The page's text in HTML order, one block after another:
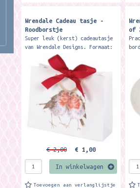
Wrendale Cadeau tasje -
Roodborstje
Super leuk (kerst) cadeautasje
van Wrendale Designs. Formaat:
200mm x 150mm x 65mm. Our
fabulously festive ribbon tied
small gift bag features...
€ 2,00 € 1,00
In winkelwagen
Toevoegen aan verlanglijstje
of